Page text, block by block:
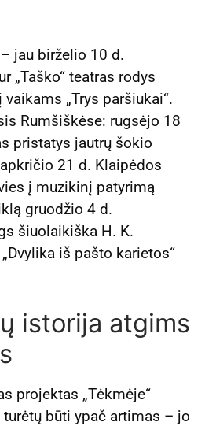
jau birželio 10 d.
„Taško“ teatras rodys
„Trys paršiukai“.
Rumšiškėse: rugsėjo 18
pristatys jautrų šokio
21 d. Klaipėdos
į muzikinį patyrimą
gruodžio 4 d.
šiuolaikiška H. K.
iš pašto karietos“
istorija atgims
projektas „Tėkmėje“
būti ypač artimas – jo